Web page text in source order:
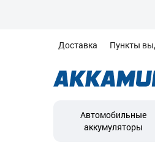
Доставка Пункты
Автомобильные
аккумуляторы